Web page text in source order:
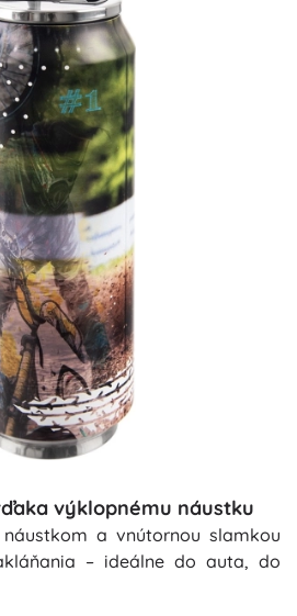
výklopnému náustku
a vnútornou slamkou
– ideálne do auta, do